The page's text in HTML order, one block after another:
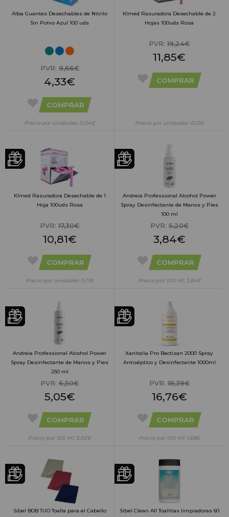
Alba Guantes Desechables de Nitrilo
Sin Polvo Azul 100 uds
PVR:9,66€
4,33€
COMPRAR
Precio por unidades: 0,04€
Klmed Rasuradora Desechable de 2
Hojas 100uds Rosa
PVR: 19,24€
11,85€
COMPRAR
Precio por unidades: 0,12€
Klmed Rasuradora Desechable de 1
Hoja 100uds Rosa
PVR: 17,30€
10,81€
COMPRAR
Precio por unidades: 0,11€
Andreia Professional Alcohol Power
Spray Desinfectante de Manos y Pies
100 ml
PVR:5,20€
3,84€
COMPRAR
Precio por 100 Ml: 3,84€
Andreia Professional Alcohol Power
Spray Desinfectante de Manos y Pies
250 ml
PVR: 6,50€
5,05€
COMPRAR
Precio por 100 Ml: 2,02€
Xanitalia Pro Bactisan 2000 Spray
Antiséptico y Desinfectante 1000ml
PVR:18,39€
16,76€
COMPRAR
Precio por 100 Ml: 1,68€
Sibel BOB TUO Toalla para el Cabello
Sibel Clean All Toallitas limpiadoras 60